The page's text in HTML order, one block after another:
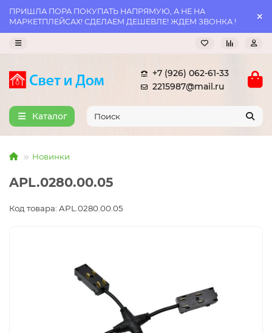
ПРИШЛА ПОРА ПОКУПАТЬ НАПРЯМУЮ, А НЕ НА
МАРКЕТПЛЕЙСАХ! СДЕЛАЕМ ДЕШЕВЛЕ! ЖДЕМ ЗВОНКА !
+7 (926) 062-61-33
2215987@mail.ru
Каталог
Новинки
APL.0280.00.05
Код товара: APL.0280.00.05